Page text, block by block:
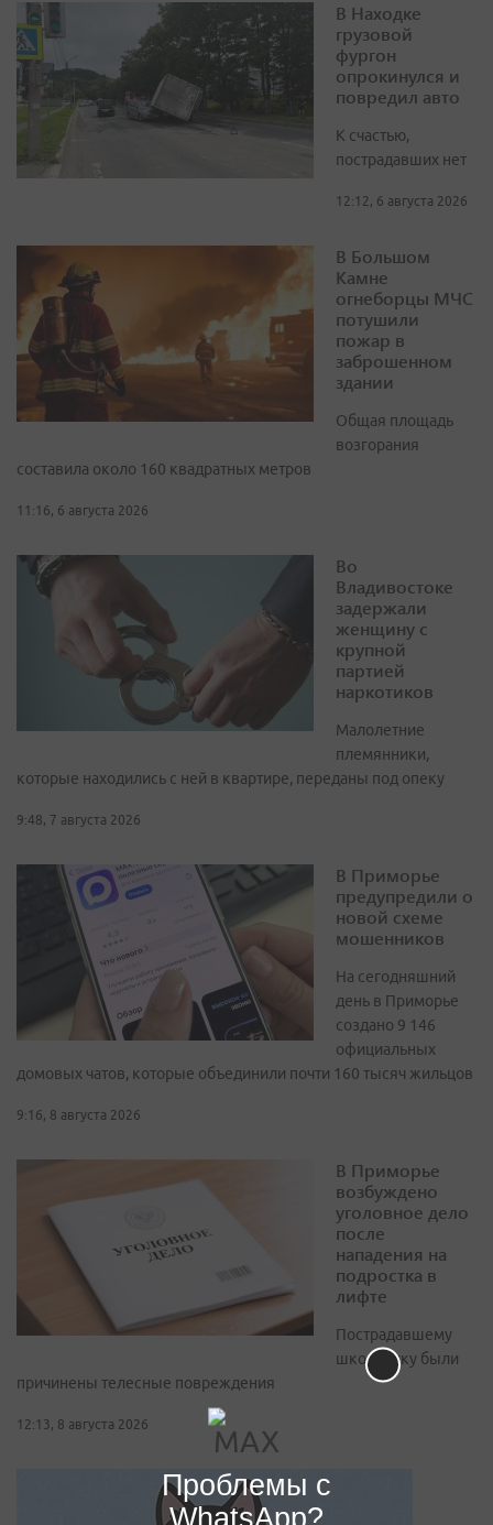
В Находке
грузовой
фургон
опрокинулся и
повредил авто
К счастью,
пострадавших нет
12:12, 6 августа 2026
В Большом
Камне
огнеборцы МЧС
потушили
пожар в
заброшенном
здании
Общая площадь
возгорания
составила около 160 квадратных метров
11:16, 6 августа 2026
Во
Владивостоке
задержали
женщину с
крупной
партией
наркотиков
Малолетние
племянники,
которые находились с ней в квартире, переданы под опеку
9:48, 7 августа 2026
В Приморье
предупредили о
новой схеме
мошенников
На сегодняшний
день в Приморье
создано 9 146
официальных
домовых чатов, которые объединили почти 160 тысяч жильцов
9:16, 8 августа 2026
В Приморье
возбуждено
уголовное дело
после
нападения на
подростка в
лифте
Пострадавшему
школьнику были
причинены телесные повреждения
12:13, 8 августа 2026
Проблемы с
WhatsApp?